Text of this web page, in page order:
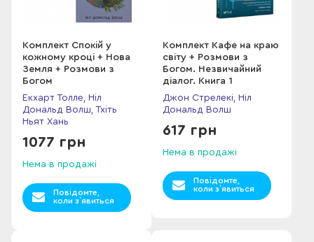
Комплект Спокій у
кожному кроці + Нова
Земля + Розмови з
Богом
Екхарт Толле, Ніл
Дональд Волш, Тхіть
Ньят Хань
1077 грн
Нема в продажі
Повідомте,
коли з`явиться
Комплект Кафе на краю
світу + Розмови з
Богом. Незвичайний
діалог. Книга 1
Джон Стрелекі, Ніл
Дональд Волш
617 грн
Нема в продажі
Повідомте,
коли з`явиться